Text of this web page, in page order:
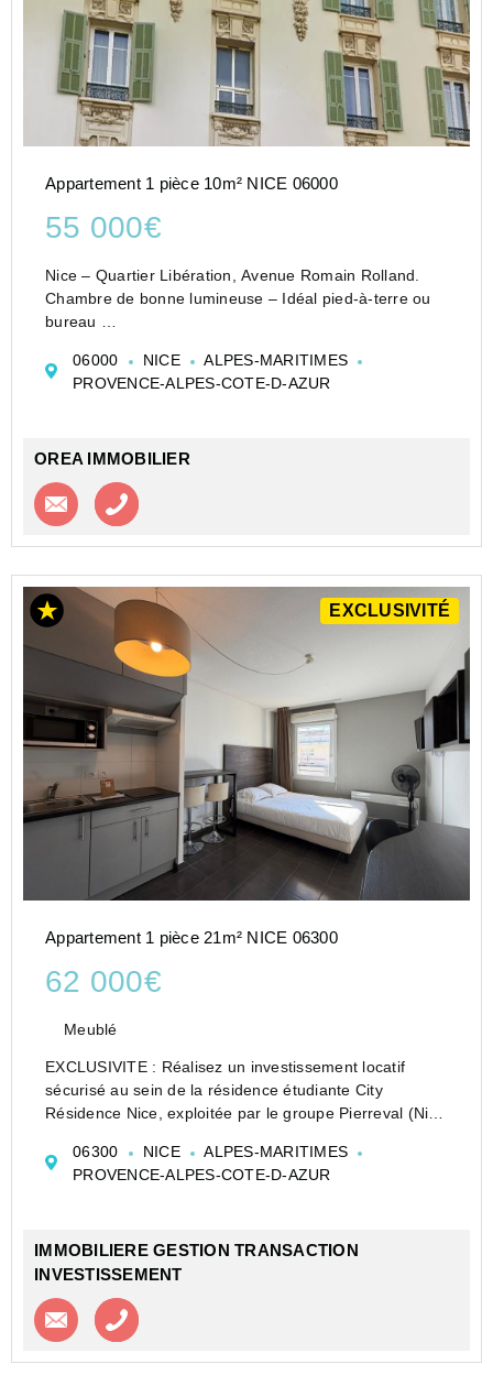
Appartement 1 pièce 10m² NICE 06000
55 000€
Nice – Quartier Libération, Avenue Romain Rolland.
Chambre de bonne lumineuse – Idéal pied-à-terre ou
bureau
chambre de bonne de 10.01m² Loi Carrez (14 m² au
sol) offre un espace fonctionnel et agréable, bé...
06000 NICE
ALPES-MARITIMES
PROVENCE-ALPES-COTE-D-AZUR
OREA IMMOBILIER
Contacter l'agence
EXCLUSIVITÉ
Appartement 1 pièce 21m² NICE 06300
62 000€
Meublé
EXCLUSIVITE : Réalisez un investissement locatif
sécurisé au sein de la résidence étudiante City
Résidence Nice, exploitée par le groupe Pierreval (Nice
Loyer garanti, aucune gestion, rentabilité stable dès
l'acquisition !
06300 NICE
ALPES-MARITIMES
PROVENCE-ALPES-COTE-D-AZUR
IMMOBILIERE GESTION TRANSACTION
INVESTISSEMENT
Contacter l'agence